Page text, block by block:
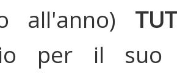
all'anno)
per il suo